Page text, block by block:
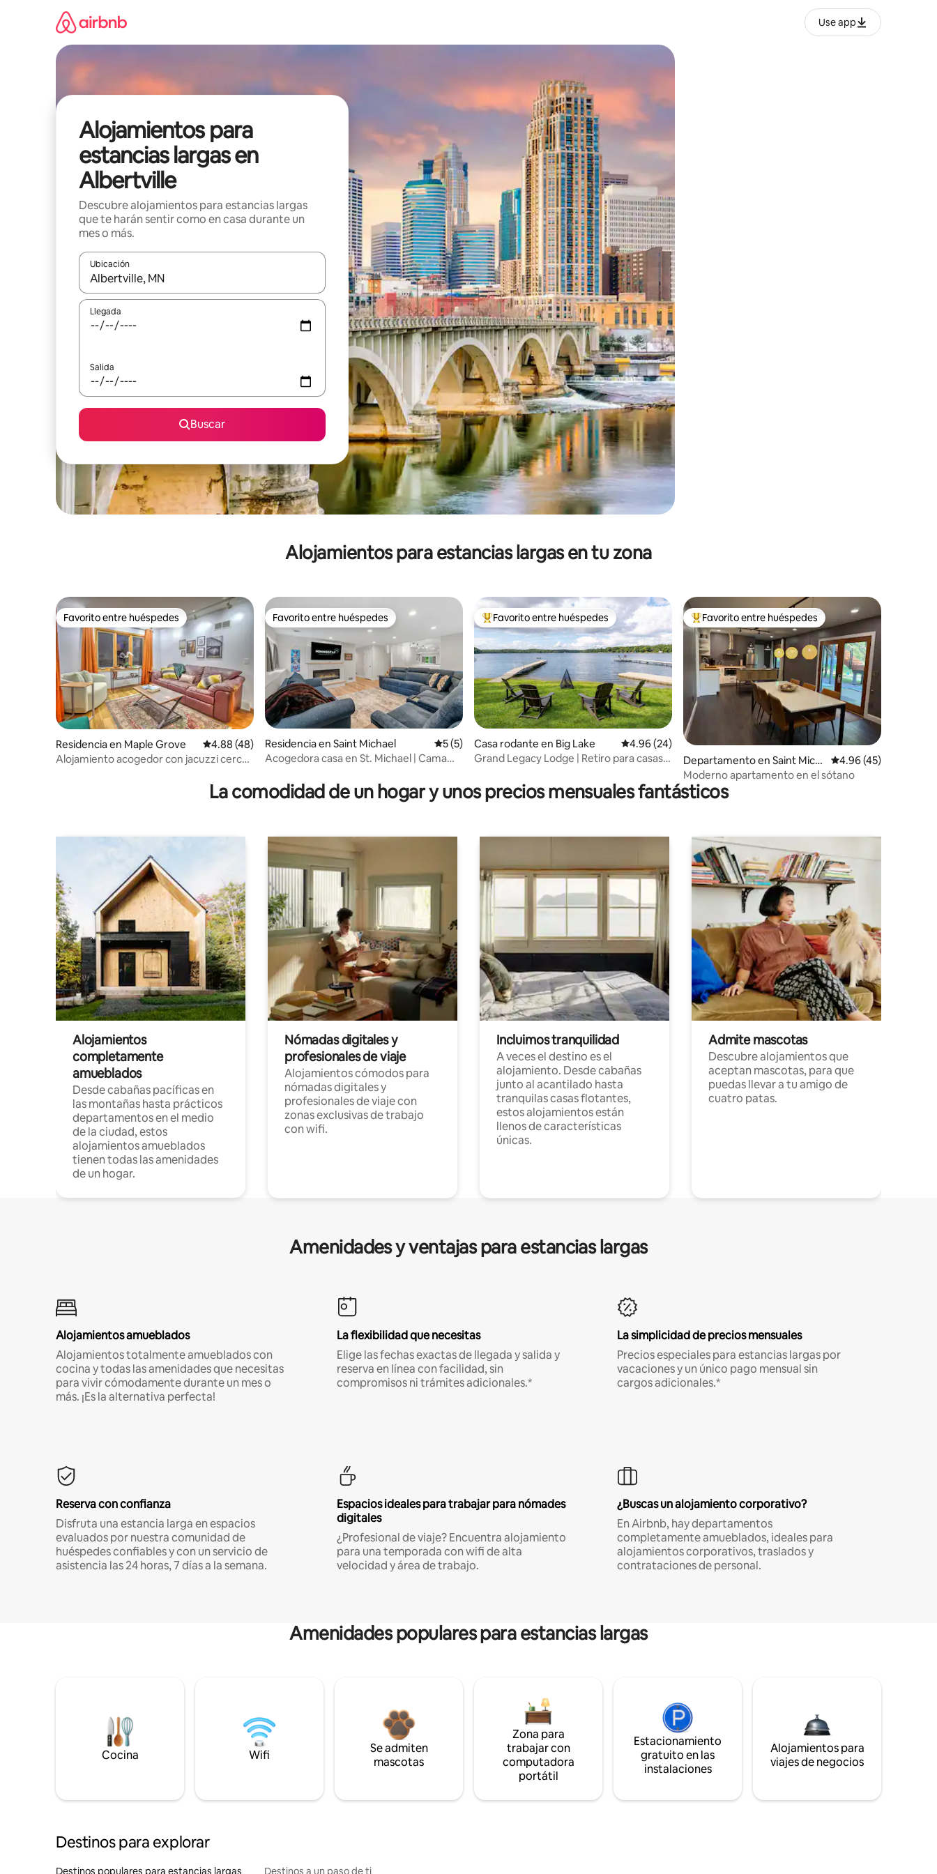
Use app
Alojamientos para
estancias largas en
Albertville
Descubre alojamientos para estancias largas
que te harán sentir como en casa durante un
mes o más.
Ubicación
Cuando los resultados estén disponibles, podrás navegar usando las teclas de las flechas hacia arriba y hacia abajo, o bien tocando y deslizando la pantalla.
Llegada
Salida
Buscar
Alojamientos para estancias largas en tu zona
Favorito entre huéspedes
Favorito entre huéspedes
Residencia en Maple Grove Calificación promedio: 4.88 de 5; 48 evaluaciones
4.88 (48)
Alojamiento acogedor con jacuzzi cerca
Favorito entre huéspedes
Favorito entre huéspedes
Residencia en Saint Michael Calificación promedio: 5 de 5; 5 evaluaciones
5 (5)
Acogedora casa en St. Michael | Cama
De los mejores en Favorito entre huéspedes
Favorito entre huéspedes
Casa rodante en Big Lake Calificación promedio: 4.96 de 5; 24 evaluaciones
4.96 (24)
Grand Legacy Lodge | Retiro para casas
De los mejores en Favorito entre huéspedes
Favorito entre huéspedes
Departamento en Saint Mich
ael
Calificación
4.96 (45)
Moderno apartamento en el sótano
La comodidad de un hogar y unos precios mensuales fantásticos
Alojamientos
completamente
amueblados
Desde cabañas pacíficas en
las montañas hasta prácticos
departamentos en el medio
de la ciudad, estos
alojamientos amueblados
tienen todas las amenidades
de un hogar.
Nómadas digitales y
profesionales de viaje
Alojamientos cómodos para
nómadas digitales y
profesionales de viaje con
zonas exclusivas de trabajo
con wifi.
Incluimos tranquilidad
A veces el destino es el
alojamiento. Desde cabañas
junto al acantilado hasta
tranquilas casas flotantes,
estos alojamientos están
llenos de características
únicas.
Admite mascotas
Descubre alojamientos que
aceptan mascotas, para que
puedas llevar a tu amigo de
cuatro patas.
Amenidades y ventajas para estancias largas
Alojamientos amueblados
Alojamientos totalmente amueblados con
cocina y todas las amenidades que necesitas
para vivir cómodamente durante un mes o
más. ¡Es la alternativa perfecta!
La flexibilidad que necesitas
Elige las fechas exactas de llegada y salida y
reserva en línea con facilidad, sin
compromisos ni trámites adicionales.*
La simplicidad de precios mensuales
Precios especiales para estancias largas por
vacaciones y un único pago mensual sin
cargos adicionales.*
Reserva con confianza
Disfruta una estancia larga en espacios
evaluados por nuestra comunidad de
huéspedes confiables y con un servicio de
asistencia las 24 horas, 7 días a la semana.
Espacios ideales para trabajar para nómades
digitales
¿Profesional de viaje? Encuentra alojamiento
para una temporada con wifi de alta
velocidad y área de trabajo.
¿Buscas un alojamiento corporativo?
En Airbnb, hay departamentos
completamente amueblados, ideales para
alojamientos corporativos, traslados y
contrataciones de personal.
Amenidades populares para estancias largas
Cocina Wifi
Se admiten
mascotas
Zona para
trabajar con
computadora
portátil
Estacionamiento
gratuito en las
instalaciones
Alojamientos para
viajes de negocios
Destinos para explorar
Destinos populares para estancias largas Destinos a un paso de ti